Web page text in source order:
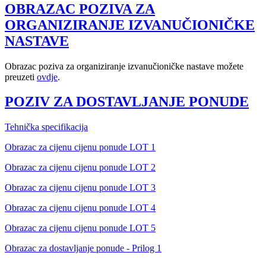
OBRAZAC POZIVA ZA
ORGANIZIRANJE IZVANUČIONIČKE
NASTAVE
Obrazac poziva za organiziranje izvanučioničke nastave možete
preuzeti ovdje.
POZIV ZA DOSTAVLJANJE PONUDE
Tehnička specifikacija
Obrazac za cijenu cijenu ponude LOT 1
Obrazac za cijenu cijenu ponude LOT 2
Obrazac za cijenu cijenu ponude LOT 3
Obrazac za cijenu cijenu ponude LOT 4
Obrazac za cijenu cijenu ponude LOT 5
Obrazac za dostavljanje ponude - Prilog 1